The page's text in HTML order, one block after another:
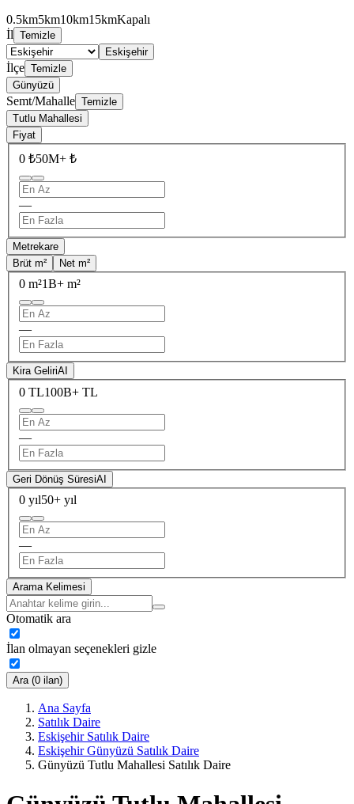
0.5km5km10km15kmKapalı
İl Temizle
Eskişehir
İlçe Temizle
Günyüzü
Semt/Mahalle Temizle
Tutlu Mahallesi
Fiyat
0 ₺50M+ ₺
—
Metrekare
Brüt m²
Net m²
0 m²1B+ m²
—
Kira GeliriAI
0 TL100B+ TL
—
Geri Dönüş SüresiAI
0 yıl50+ yıl
—
Arama Kelimesi
Otomatik ara
İlan olmayan seçenekleri gizle
Ara (0 ilan)
Ana Sayfa
Satılık Daire
Eskişehir Satılık Daire
Eskişehir Günyüzü Satılık Daire
Günyüzü Tutlu Mahallesi Satılık Daire